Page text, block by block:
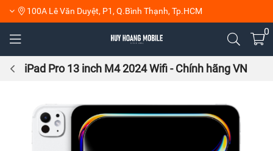
100A Lê Văn Duyệt, P1, Q.Bình Thạnh, Tp.HCM
0
iPad Pro 13 inch M4 2024 Wifi - Chính hãng VN